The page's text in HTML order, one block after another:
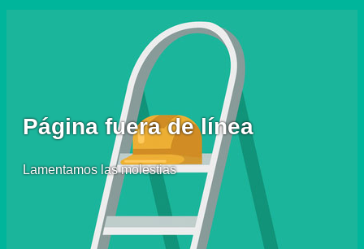
Página fuera de línea
Lamentamos las molestias